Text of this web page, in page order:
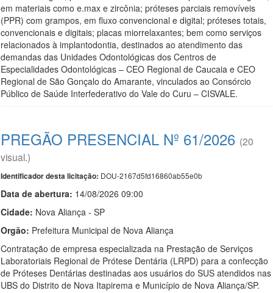
em materiais como e.max e zircônia; próteses parciais removíveis
(PPR) com grampos, em fluxo convencional e digital; próteses totais,
convencionais e digitais; placas miorrelaxantes; bem como serviços
relacionados à implantodontia, destinados ao atendimento das
demandas das Unidades Odontológicas dos Centros de
Especialidades Odontológicas – CEO Regional de Caucaia e CEO
Regional de São Gonçalo do Amarante, vinculados ao Consórcio
Público de Saúde Interfederativo do Vale do Curu – CISVALE.
PREGÃO PRESENCIAL Nº 61/2026 (20
visual.)
Identificador desta licitação: DOU-2167d5fd16860ab55e0b
Data de abertura: 14/08/2026 09:00
Cidade: Nova Aliança - SP
Orgão: Prefeitura Municipal de Nova Aliança
Contratação de empresa especializada na Prestação de Serviços
Laboratoriais Regional de Prótese Dentária (LRPD) para a confecção
de Próteses Dentárias destinadas aos usuários do SUS atendidos nas
UBS do Distrito de Nova Itapirema e Município de Nova Aliança/SP.